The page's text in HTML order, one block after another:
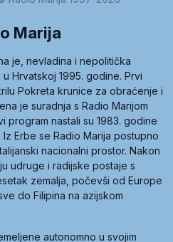
Marija
je, nevladina i nepolitička
Hrvatskoj 1995. godine. Prvi
Pokreta krunice za obraćenje i
je suradnja s Radio Marijom
program nastali su 1983. godine
Erbe se Radio Marija postupno
nacionalni prostor. Nakon
udruge i radijske postaje s
zemalja, počevši od Europe
do Filipina na azijskom
autonomno u svojim